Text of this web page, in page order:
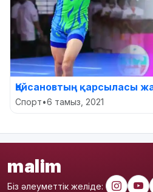
Қайсановтың қарсыласы
Спорт•6 тамыз, 2021
malim
Біз әлеуметтік желіде: